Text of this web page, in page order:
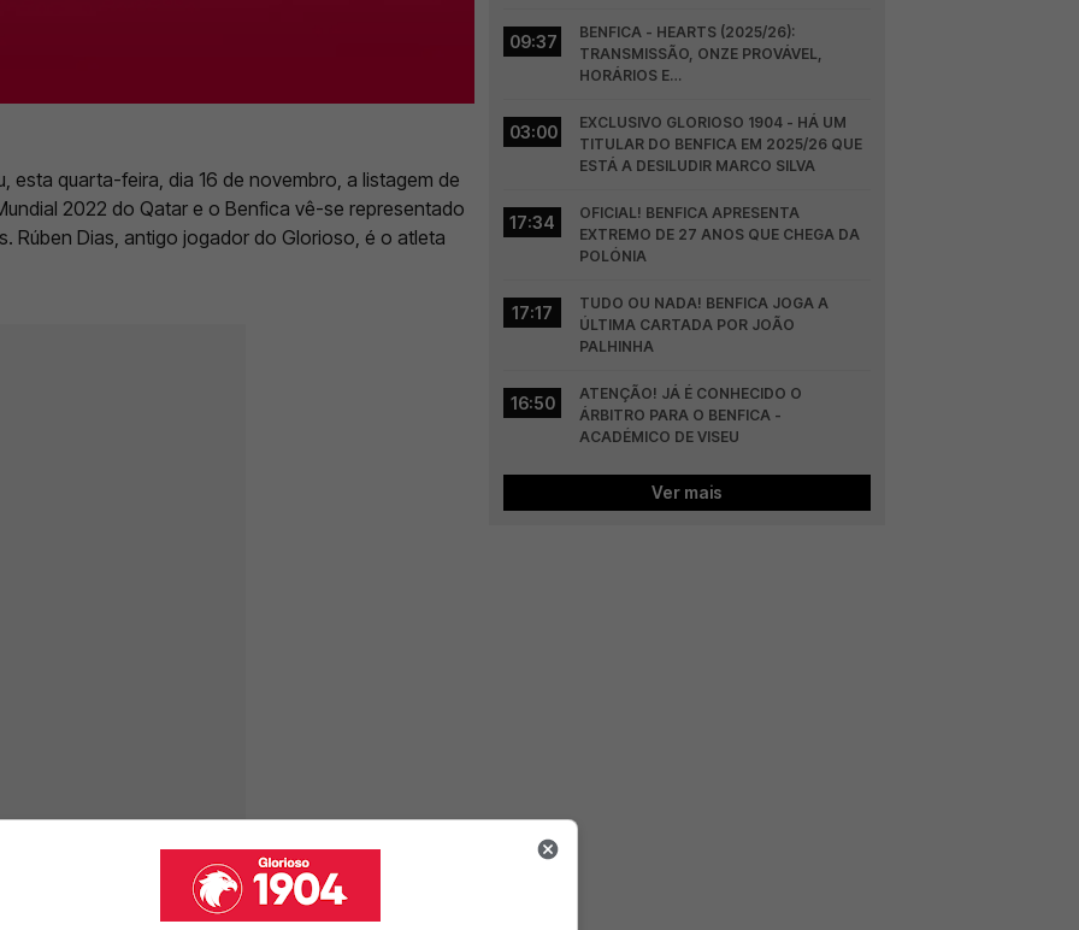
esta quarta-feira, dia 16 de novembro, a listagem de
2022 do Qatar e o Benfica vê-se representado
Rúben Dias, antigo jogador do Glorioso, é o atleta
09:37
BENFICA - HEARTS (2025/26):
TRANSMISSÃO, ONZE PROVÁVEL,
HORÁRIOS E…
03:00
EXCLUSIVO GLORIOSO 1904 - HÁ UM
TITULAR DO BENFICA EM 2025/26 QUE
ESTÁ A DESILUDIR MARCO SILVA
17:34
OFICIAL! BENFICA APRESENTA
EXTREMO DE 27 ANOS QUE CHEGA DA
POLÓNIA
17:17
TUDO OU NADA! BENFICA JOGA A
ÚLTIMA CARTADA POR JOÃO
PALHINHA
16:50
ATENÇÃO! JÁ É CONHECIDO O
ÁRBITRO PARA O BENFICA -
ACADÉMICO DE VISEU
Ver mais